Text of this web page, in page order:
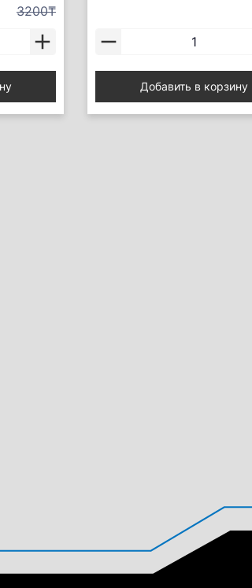
3200₸
Добавить в корзину